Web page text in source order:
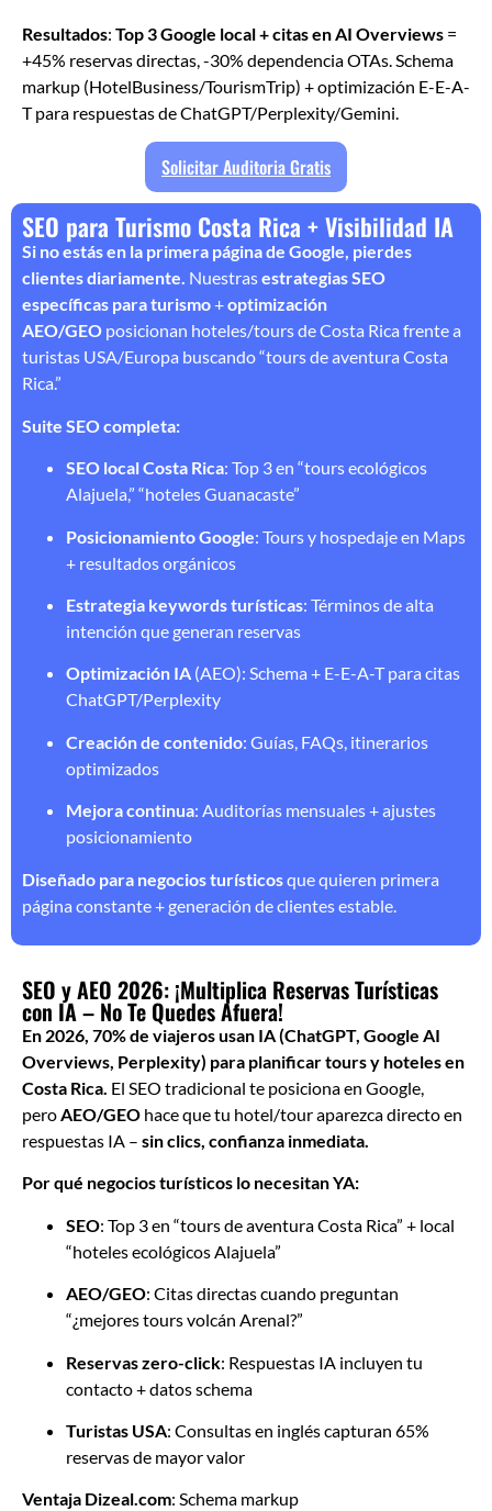
Resultados: Top 3 Google local + citas en AI Overviews =
+45% reservas directas, -30% dependencia OTAs. Schema
markup (HotelBusiness/TourismTrip) + optimización E-E-A-
T para respuestas de ChatGPT/Perplexity/Gemini.
Solicitar Auditoria Gratis
SEO para Turismo Costa Rica + Visibilidad IA
Si no estás en la primera página de Google, pierdes
clientes diariamente. Nuestrasestrategias SEO
específicas para turismo+optimización
AEO/GEO posicionan hoteles/tours de Costa Rica frente a
turistas USA/Europa buscando “tours de aventura Costa
Rica.”
Suite SEO completa:
SEO local Costa Rica: Top 3 en “tours ecológicos
Alajuela,” “hoteles Guanacaste”
Posicionamiento Google: Tours y hospedaje en Maps
+ resultados orgánicos
Estrategia keywords turísticas: Términos de alta
intención que generan reservas
Optimización IA (AEO): Schema + E-E-A-T para citas
ChatGPT/Perplexity
Creación de contenido: Guías, FAQs, itinerarios
optimizados
Mejora continua: Auditorías mensuales + ajustes
posicionamiento
Diseñado para negocios turísticosque quieren primera
página constante + generación de clientes estable.
SEO y AEO 2026: ¡Multiplica Reservas Turísticas
con IA – No Te Quedes Afuera!
En 2026, 70% de viajeros usan IA (ChatGPT, Google AI
Overviews, Perplexity) para planificar tours y hoteles en
Costa Rica. El SEO tradicional te posiciona en Google,
peroAEO/GEO hace que tu hotel/tour aparezca directo en
respuestas IA – sin clics, confianza inmediata.
Por qué negocios turísticos lo necesitan YA:
SEO: Top 3 en “tours de aventura Costa Rica” + local
“hoteles ecológicos Alajuela”
AEO/GEO: Citas directas cuando preguntan
“¿mejores tours volcán Arenal?”
Reservas zero-click: Respuestas IA incluyen tu
contacto + datos schema
Turistas USA: Consultas en inglés capturan 65%
reservas de mayor valor
Ventaja Dizeal.com: Schema markup